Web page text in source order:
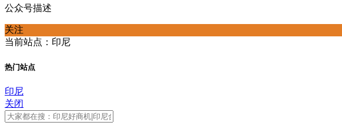
公众号描述
关注
当前站点：印尼
热门站点
印尼
关闭